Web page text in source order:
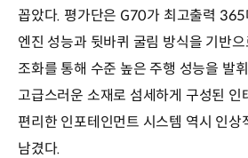
꼽았다. 평가단은 G70가 최고출력
엔진 성능과 뒷바퀴 굴림 방식을 기반
조화를 통해 수준 높은 주행 성능을 발
고급스러운 소재로 섬세하게 구성된 인
편리한 인포테인먼트 시스템 역시 인상
남겼다.